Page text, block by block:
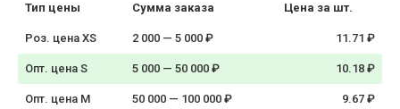
Тип цены Сумма заказа Цена за шт.
Роз. цена XS 2 000 — 5 000 ₽ 11.71 ₽
Опт. цена S 5 000 — 50 000 ₽ 10.18 ₽
Опт. цена M 50 000 — 100 000 ₽ 9.67 ₽